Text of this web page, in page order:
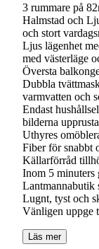
3 rummare på
Halmstad och
och stort
Ljus lägenhet
med västerläge
Översta
Dubbla
varmvatten och
Endast
bilderna
Uthyres
Fiber för snabbt
Källarförråd
Inom 5 minuters
Lantmannabutik
Lugnt, tyst och
Vänligen uppge
Läs mer